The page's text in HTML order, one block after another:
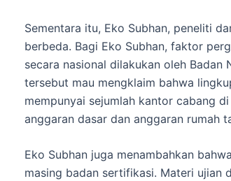
Sementara itu, Eko Subhan, peneliti
berbeda. Bagi Eko Subhan, faktor
secara nasional dilakukan oleh Badan
tersebut mau mengklaim bahwa
mempunyai sejumlah kantor cabang
anggaran dasar dan anggaran rumah
Eko Subhan juga menambahkan
masing badan sertifikasi. Materi ujian